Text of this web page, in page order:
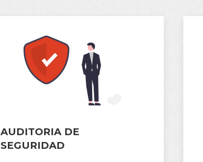
AUDITORIA DE
SEGURIDAD